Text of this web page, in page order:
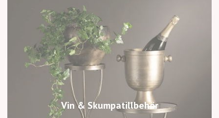
Vin & Skumpatillbehör